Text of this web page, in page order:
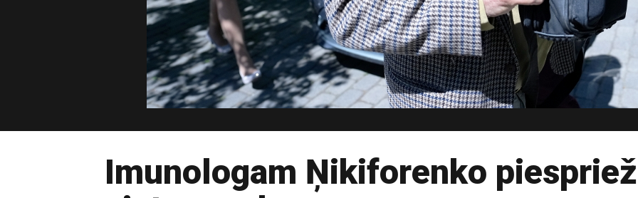
Imunologam Ņikiforenko